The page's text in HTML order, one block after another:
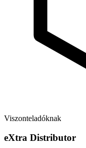
Viszonteladóknak
eXtra Distributor